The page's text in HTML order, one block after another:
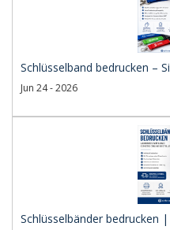
Schlüsselband bedrucken –
Jun 24 - 2026
Schlüsselbänder bedrucken